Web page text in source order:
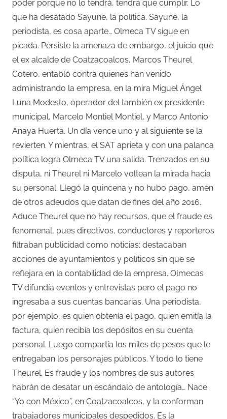
poder porque no lo tendrá, tendrá que cumplir. Lo
que ha desatado Sayune, la política. Sayune, la
periodista, es cosa aparte… Olmeca TV sigue en
picada. Persiste la amenaza de embargo, el juicio que
el ex alcalde de Coatzacoalcos, Marcos Theurel
Cotero, entabló contra quienes han venido
administrando la empresa, en la mira Miguel Ángel
Luna Modesto, operador del también ex presidente
municipal, Marcelo Montiel Montiel, y Marco Antonio
Anaya Huerta. Un día vence uno y al siguiente se la
revierten. Y mientras, el SAT aprieta y con una palanca
política logra Olmeca TV una salida. Trenzados en su
disputa, ni Theurel ni Marcelo voltean la mirada hacia
su personal. Llegó la quincena y no hubo pago, amén
de otros adeudos que datan de fines del año 2016.
Aduce Theurel que no hay recursos, que el fraude es
fenomenal, pues directivos, conductores y reporteros
filtraban publicidad como noticias; destacaban
acciones de ayuntamientos y políticos sin que se
reflejara en la contabilidad de la empresa. Olmecas
TV difundía eventos y entrevistas pero el pago no
ingresaba a sus cuentas bancarias. Una periodista,
por ejemplo, es quien obtenía el pago, quien emitía la
factura, quien recibía los depósitos en su cuenta
personal. Luego compartía los miles de pesos que le
entregaban los personajes públicos. Y todo lo tiene
Theurel. Es fraude y los nombres de sus autores
habrán de desatar un escándalo de antología… Nace
“Yo con México”, en Coatzacoalcos, y la conforman
trabajadores municipales despedidos. Es la